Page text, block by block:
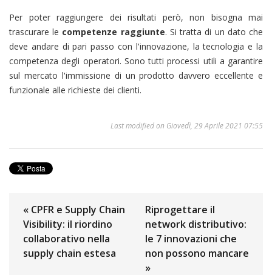
Per poter raggiungere dei risultati però, non bisogna mai
trascurare le competenze raggiunte. Si tratta di un dato che
deve andare di pari passo con l'innovazione, la tecnologia e la
competenza degli operatori. Sono tutti processi utili a garantire
sul mercato l'immissione di un prodotto davvero eccellente e
funzionale alle richieste dei clienti.
Last modified on Giovedì, 29 Aprile 2021 07:55
« CPFR e Supply Chain
Visibility: il riordino
collaborativo nella
supply chain estesa
Riprogettare il
network distributivo:
le 7 innovazioni che
non possono mancare
»